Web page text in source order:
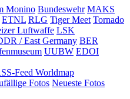
Monino Bundeswehr MAKS
ETNL RLG Tiger Meet Tornado
Luftwaffe LSK
/ East Germany BER
UUBW EDOI
Feed Worldmap
Fotos Neueste Fotos